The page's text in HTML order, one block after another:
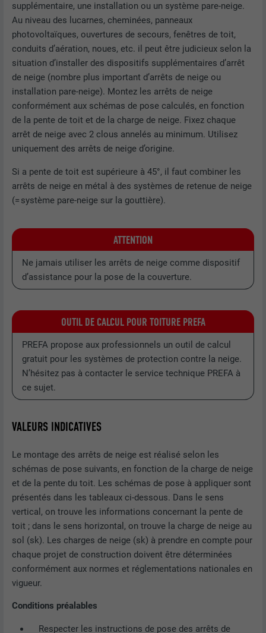
supplémentaire, une installation ou un système pare-neige.
Au niveau des lucarnes, cheminées, panneaux
photovoltaïques, ouvertures de secours, fenêtres de toit,
conduits d’aération, noues, etc. il peut être judicieux selon la
situation d’installer des dispositifs supplémentaires d’arrêt
de neige (nombre plus important d’arrêts de neige ou
installation pare-neige). Montez les arrêts de neige
conformément aux schémas de pose calculés, en fonction
de la pente de toit et de la charge de neige. Fixez chaque
arrêt de neige avec 2 clous annelés au minimum. Utilisez
uniquement des arrêts de neige d’origine.
Si a pente de toit est supérieure à 45°, il faut combiner les
arrêts de neige en métal à des systèmes de retenue de neige
(= système pare-neige sur la gouttière).
ATTENTION
Ne jamais utiliser les arrêts de neige comme dispositif
d’assistance pour la pose de la couverture.
OUTIL DE CALCUL POUR TOITURE PREFA
PREFA propose aux professionnels un outil de calcul
gratuit pour les systèmes de protection contre la neige.
N’hésitez pas à contacter le service technique PREFA à
ce sujet.
VALEURS INDICATIVES
Le montage des arrêts de neige est réalisé selon les
schémas de pose suivants, en fonction de la charge de neige
et de la pente du toit. Les schémas de pose à appliquer sont
présentés dans les tableaux ci-dessous. Dans le sens
vertical, on trouve les informations concernant la pente de
toit ; dans le sens horizontal, on trouve la charge de neige au
sol (sk). Les charges de neige (sk) à prendre en compte pour
chaque projet de construction doivent être déterminées
conformément aux normes et réglementations nationales en
vigueur.
Conditions préalables
Respecter les instructions de pose des arrêts de